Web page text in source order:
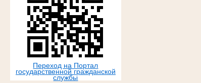
Переход на Портал
государственной гражданской
службы